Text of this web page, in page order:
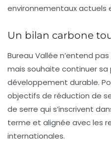
environnementaux actuels
Un bilan carbone
Bureau Vallée n’entend
mais souhaite continuer
développement durable.
objectifs de réduction de
de serre qui s’inscrivent
terme et alignée avec les
internationales.